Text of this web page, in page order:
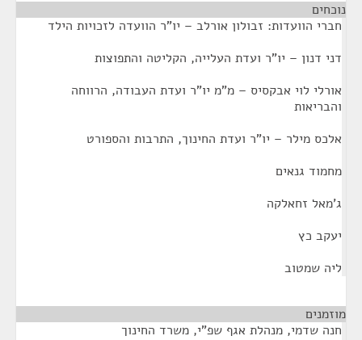
נוכחים
חברי הוועדות: זבולון אורלב – יו"ר הוועדה לזכויות הילד
דני דנון – יו"ר ועדת העלייה, הקליטה והתפוצות
אורלי לוי אבקסיס – מ"מ יו"ר ועדת העבודה, הרווחה
והבריאות
אלכס מילר – יו"ר ועדת החינוך, התרבות והספורט
מחמוד גנאים
ג'מאל זחאלקה
יעקב כץ
ליה שמטוב
מוזמנים
חנה שדמי, מנהלת אגף שפ"י, משרד החינוך